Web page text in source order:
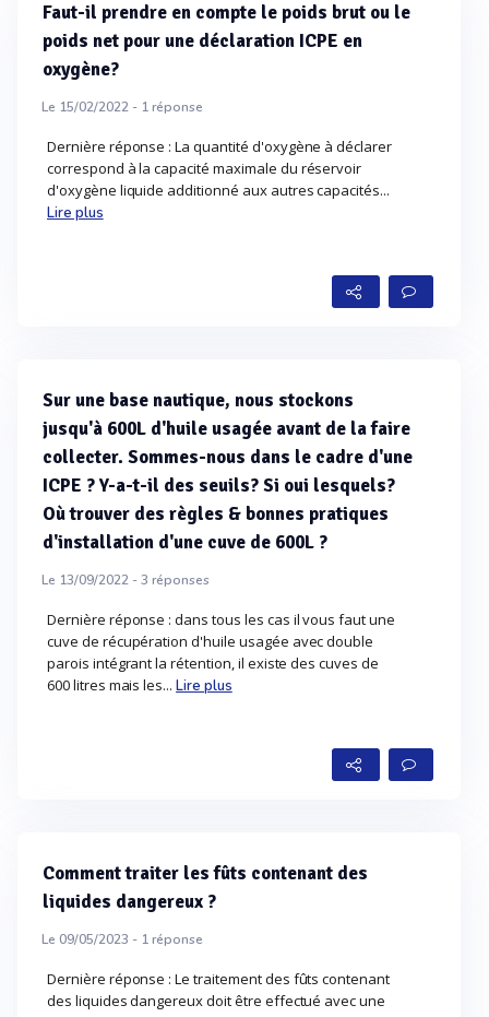
Faut-il prendre en compte le poids brut ou le
poids net pour une déclaration ICPE en
oxygène?
Le 15/02/2022 - 1réponse
Dernière réponse : La quantité d'oxygène à déclarer
correspond à la capacité maximale du réservoir
d'oxygène liquide additionné aux autres capacités...
Lire plus
Sur une base nautique, nous stockons
jusqu'à 600L d'huile usagée avant de la faire
collecter. Sommes-nous dans le cadre d'une
ICPE ? Y-a-t-il des seuils? Si oui lesquels?
Où trouver des règles & bonnes pratiques
d'installation d'une cuve de 600L ?
Le 13/09/2022 -3 réponses
Dernière réponse : dans tous les cas il vous faut une
cuve de récupération d'huile usagée avec double
parois intégrant la rétention, il existe des cuves de
600 litres mais les...Lire plus
Comment traiter les fûts contenant des
liquides dangereux ?
Le 09/05/2023 - 1réponse
Dernière réponse : Le traitement des fûts contenant
des liquides dangereux doit être effectué avec une